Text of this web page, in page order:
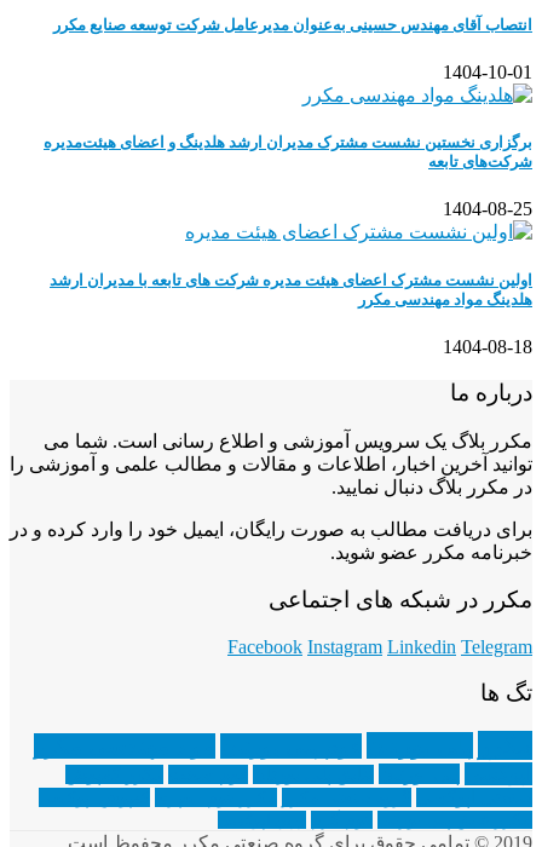
انتصاب آقای مهندس حسینی به‌عنوان مدیرعامل شرکت توسعه صنایع مکرر
1404-10-01
برگزاری نخستین نشست مشترک مدیران ارشد هلدینگ و اعضای هیئت‌مدیره
شرکت‌های تابعه
1404-08-25
اولین نشست مشترک اعضای هیئت مدیره شرکت های تابعه با مدیران ارشد
هلدینگ مواد مهندسی مکرر
1404-08-18
درباره ما
مکرر بلاگ یک سرویس آموزشی و اطلاع رسانی است. شما می
توانید آخرین اخبار، اطلاعات و مقالات و مطالب علمی و آموزشی را
در مکرر بلاگ دنبال نمایید.
برای دریافت مطالب به صورت رایگان، ایمیل خود را وارد کرده و در
خبرنامه مکرر عضو شوید.
مکرر در شبکه های اجتماعی
Facebook Instagram Linkedin Telegram
تگ ها
2019 © تمامی حقوق برای گروه صنعتی مکرر محفوظ است